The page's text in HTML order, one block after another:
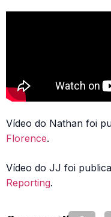
Vídeo do Nathan foi
Florence.
Vídeo do JJ foi
Reporting.